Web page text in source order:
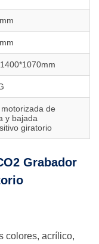
de
y bajada
giratorio
Grabador
colores, acrílico,